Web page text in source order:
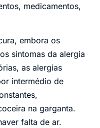
medicamentos,
embora os
sintomas da alergia
as alergias
intermédio de
na garganta.
falta de ar.